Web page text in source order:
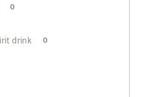
0
drink 0